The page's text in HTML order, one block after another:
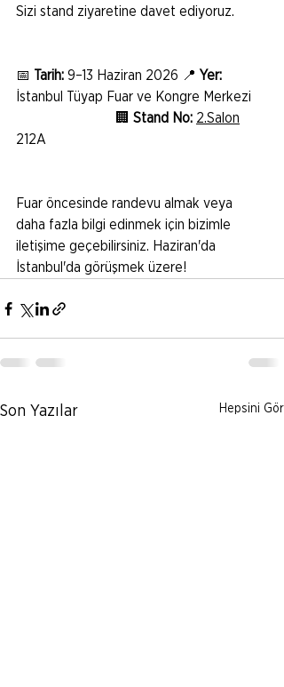
Sizi stand ziyaretine davet ediyoruz.
📅 Tarih: 9–13 Haziran 2026 📍 Yer:
İstanbul Tüyap Fuar ve Kongre Merkezi
                            🏢
Stand No: 2.Salon
212A
Fuar öncesinde randevu almak veya
daha fazla bilgi edinmek için bizimle
iletişime geçebilirsiniz. Haziran'da
İstanbul'da görüşmek üzere!
Son Yazılar Hepsini Gör